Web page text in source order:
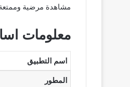
مشاهدة مرضية
معلومات
اسم التطبيق
المطور